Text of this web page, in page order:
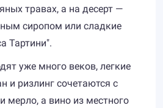
травах, а на десерт —
сиропом или сладкие
Тартини".
уже много веков, легкие
и ризлинг сочетаются с
а вино из местного